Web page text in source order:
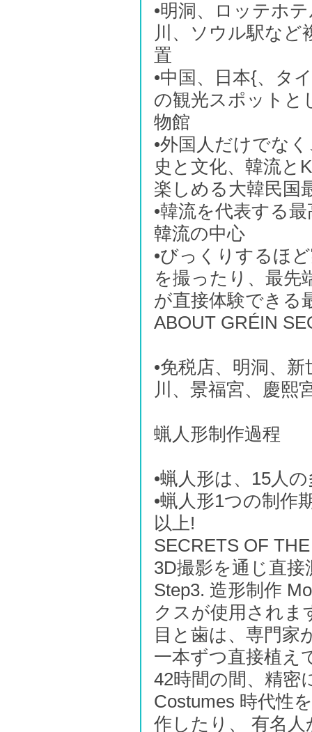
•明洞、ロッテホ
川、ソウル駅など
置
•中国、日本{、タ
の観光スポットと
物館
•外国人だけでな
史と文化、韓流と
楽しめる大韓民国
•韓流を代表する
韓流の中心
•びっくりするほ
を撮ったり、最先
が直接体験できる
ABOUT GRÉIN
•免税店、明洞、
川、景福宮、慶
蝋人形制作過程
•蝋人形は、15人
•蝋人形1つの制作
以上!
SECRETS OF
3D撮影を通じ直接
Step3. 造形制作
クスが使用されま
目と歯は、専門家
一本ずつ直接植え
42時間の間、精密
Costumes 時代性
作したり、 有名